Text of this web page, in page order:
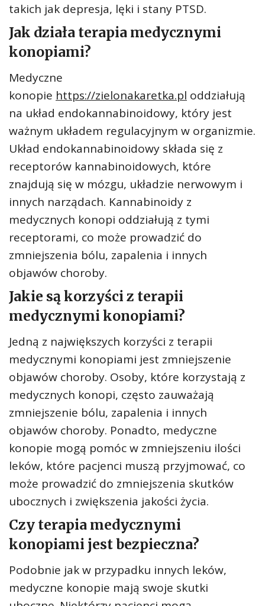
takich jak depresja, lęki i stany PTSD.
Jak działa terapia medycznymi
konopiami?
Medyczne
konopie https://zielonakaretka.pl oddziałują
na układ endokannabinoidowy, który jest
ważnym układem regulacyjnym w organizmie.
Układ endokannabinoidowy składa się z
receptorów kannabinoidowych, które
znajdują się w mózgu, układzie nerwowym i
innych narządach. Kannabinoidy z
medycznych konopi oddziałują z tymi
receptorami, co może prowadzić do
zmniejszenia bólu, zapalenia i innych
objawów choroby.
Jakie są korzyści z terapii
medycznymi konopiami?
Jedną z największych korzyści z terapii
medycznymi konopiami jest zmniejszenie
objawów choroby. Osoby, które korzystają z
medycznych konopi, często zauważają
zmniejszenie bólu, zapalenia i innych
objawów choroby. Ponadto, medyczne
konopie mogą pomóc w zmniejszeniu ilości
leków, które pacjenci muszą przyjmować, co
może prowadzić do zmniejszenia skutków
ubocznych i zwiększenia jakości życia.
Czy terapia medycznymi
konopiami jest bezpieczna?
Podobnie jak w przypadku innych leków,
medyczne konopie mają swoje skutki